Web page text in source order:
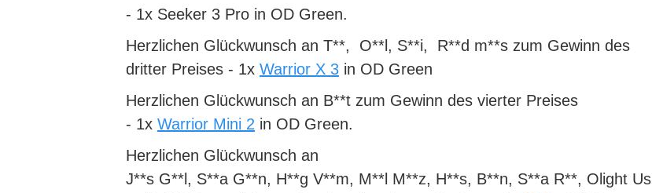
- 1x Seeker 3 Pro in OD Green.
Herzlichen Glückwunsch an T**, O**l, S**i, R**d m**s zum Gewinn des
dritter Preises - 1xWarrior X 3 in OD Green
Herzlichen Glückwunsch an B**t zum Gewinn des vierter Preises
- 1xWarrior Mini 2 in OD Green.
Herzlichen Glückwunsch an
J**s G**l, S**a G**n, H**g V**m, M**l M**z, H**s, B**n, S**a R**, Olight Us